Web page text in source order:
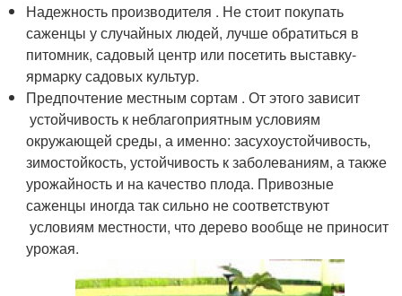
Надежность производителя . Не стоит покупать
саженцы у случайных людей, лучше обратиться в
питомник, садовый центр или посетить выставку-
ярмарку садовых культур.
Предпочтение местным сортам . От этого зависит
устойчивость к неблагоприятным условиям
окружающей среды, а именно: засухоустойчивость,
зимостойкость, устойчивость к заболеваниям, а также
урожайность и на качество плода. Привозные
саженцы иногда так сильно не соответствуют
условиям местности, что дерево вообще не приносит
урожая.